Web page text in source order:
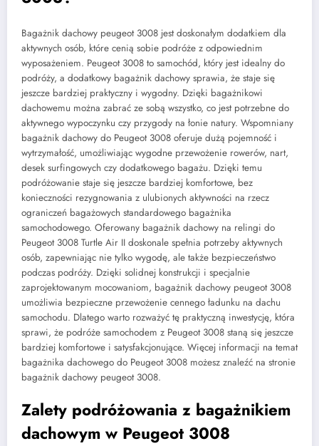
Bagażnik dachowy peugeot 3008 jest doskonałym dodatkiem dla
aktywnych osób, które cenią sobie podróże z odpowiednim
wyposażeniem. Peugeot 3008 to samochód, który jest idealny do
podróży, a dodatkowy bagażnik dachowy sprawia, że staje się
jeszcze bardziej praktyczny i wygodny. Dzięki bagażnikowi
dachowemu można zabrać ze sobą wszystko, co jest potrzebne do
aktywnego wypoczynku czy przygody na łonie natury. Wspomniany
bagażnik dachowy do Peugeot 3008 oferuje dużą pojemność i
wytrzymałość, umożliwiając wygodne przewożenie rowerów, nart,
desek surfingowych czy dodatkowego bagażu. Dzięki temu
podróżowanie staje się jeszcze bardziej komfortowe, bez
konieczności rezygnowania z ulubionych aktywności na rzecz
ograniczeń bagażowych standardowego bagażnika
samochodowego. Oferowany bagażnik dachowy na relingi do
Peugeot 3008 Turtle Air II doskonale spełnia potrzeby aktywnych
osób, zapewniając nie tylko wygodę, ale także bezpieczeństwo
podczas podróży. Dzięki solidnej konstrukcji i specjalnie
zaprojektowanym mocowaniom, bagażnik dachowy peugeot 3008
umożliwia bezpieczne przewożenie cennego ładunku na dachu
samochodu. Dlatego warto rozważyć tę praktyczną inwestycję, która
sprawi, że podróże samochodem z Peugeot 3008 staną się jeszcze
bardziej komfortowe i satysfakcjonujące. Więcej informacji na temat
bagażnika dachowego do Peugeot 3008 możesz znaleźć na stronie
bagażnik dachowy peugeot 3008.
Zalety podróżowania z bagażnikiem
dachowym w Peugeot 3008